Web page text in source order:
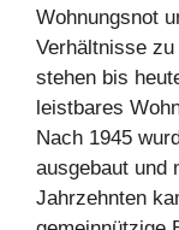
Wohnungsnot
Verhältnisse
stehen bis
leistbares
Nach 1945
ausgebaut und
Jahrzehnten